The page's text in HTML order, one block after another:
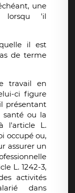
une
lorsqu 'il
il est
de terme
travail en
ci figure
présentant
santé ou la
l'article L.
occupé ou,
assurer un
L. 1242-3,
activités
dans